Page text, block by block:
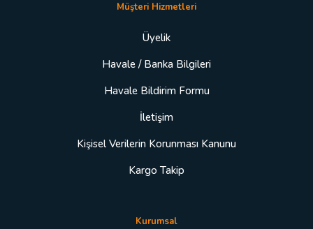
Müşteri Hizmetleri
Üyelik
Havale / Banka Bilgileri
Havale Bildirim Formu
İletişim
Kişisel Verilerin Korunması Kanunu
Kargo Takip
Kurumsal